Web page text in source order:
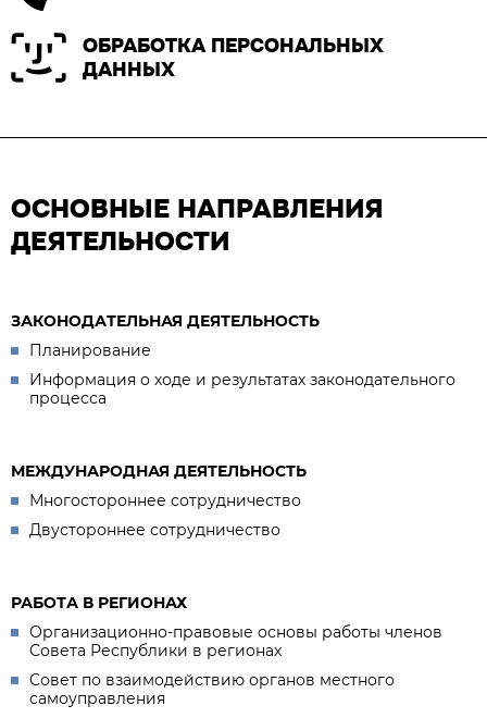
ОБРАБОТКА ПЕРСОНАЛЬНЫХ
ДАННЫХ
ОСНОВНЫЕ НАПРАВЛЕНИЯ
ДЕЯТЕЛЬНОСТИ
ЗАКОНОДАТЕЛЬНАЯ ДЕЯТЕЛЬНОСТЬ
Планирование
Информация о ходе и результатах законодательного
процесса
МЕЖДУНАРОДНАЯ ДЕЯТЕЛЬНОСТЬ
Многостороннее сотрудничество
Двустороннее сотрудничество
РАБОТА В РЕГИОНАХ
Организационно-правовые основы работы членов
Совета Республики в регионах
Совет по взаимодействию органов местного
самоуправления